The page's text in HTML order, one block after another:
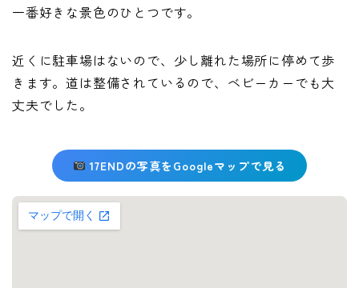
一番好きな景色のひとつです。
近くに駐車場はないので、少し離れた場所に停めて歩
きます。道は整備されているので、ベビーカーでも大
丈夫でした。
17ENDの写真をGoogleマップで見る